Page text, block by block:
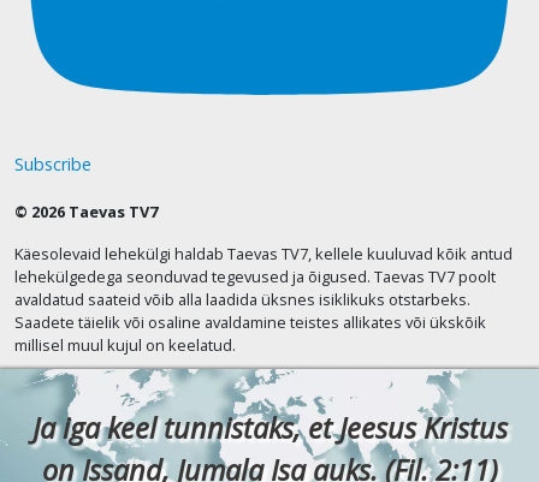
Subscribe
© 2026 Taevas TV7
Käesolevaid lehekülgi haldab Taevas TV7, kellele kuuluvad kõik antud
lehekülgedega seonduvad tegevused ja õigused. Taevas TV7 poolt
avaldatud saateid võib alla laadida üksnes isiklikuks otstarbeks.
Saadete täielik või osaline avaldamine teistes allikates või ükskõik
millisel muul kujul on keelatud.
Ja iga keel tunnistaks, et Jeesus Kristus
on Issand, Jumala Isa auks. (Fil. 2:11)